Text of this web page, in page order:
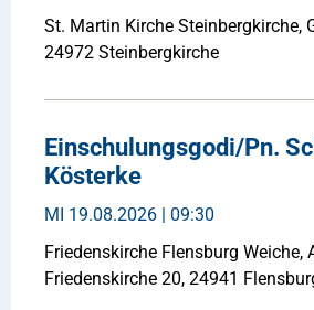
St. Martin Kirche Steinbergkirche,
24972 Steinbergkirche
Einschulungsgodi/Pn.
Kösterke
MI 19.08.2026 | 09:30
Friedenskirche Flensburg Weiche,
Friedenskirche 20, 24941